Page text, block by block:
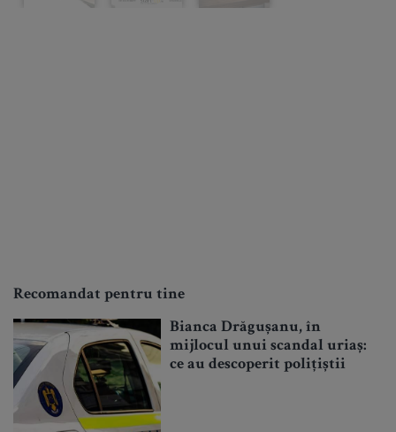
Recomandat pentru tine
Bianca Drăgușanu, în
mijlocul unui scandal uriaș:
ce au descoperit polițiștii